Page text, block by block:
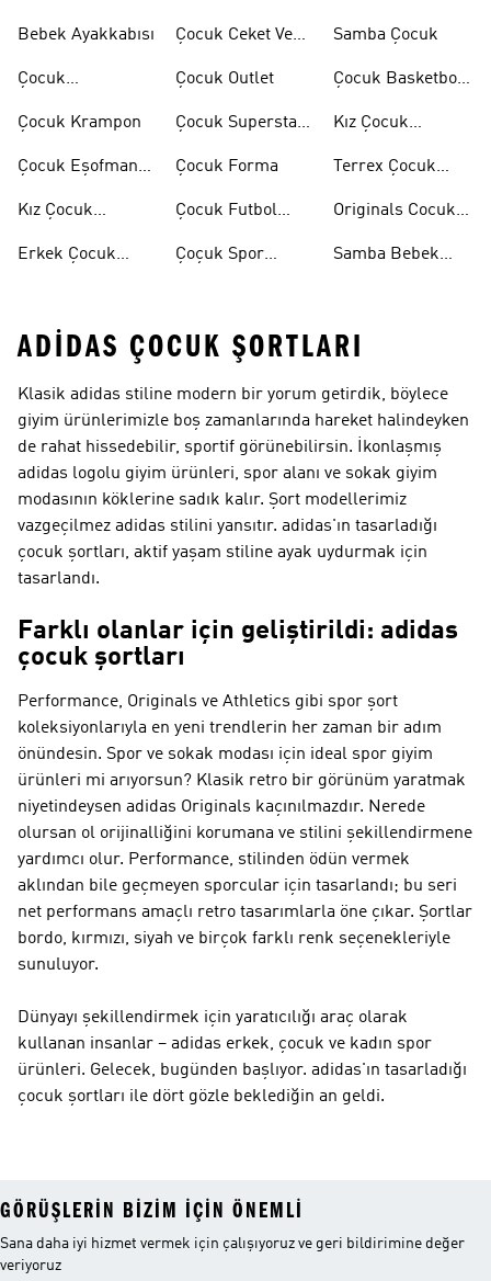
Bebek Ayakkabısı
Çocuk
Çocuk Krampon
Çocuk Eşofman
Kız Çocuk
Erkek Çocuk
Çocuk Ceket Ve
Çocuk Outlet
Çocuk Superstar
Çocuk Forma
Çocuk Futbol
Çoçuk Spor
Samba Çocuk
Çocuk Basketbol
Kız Çocuk
Terrex Çocuk
Originals Cocuk
Samba Bebek
ADIDAS ÇOCUK ŞORTLARI
Klasik adidas stiline modern bir yorum getirdik, böylece
giyim ürünlerimizle boş zamanlarında hareket halindeyken
de rahat hissedebilir, sportif görünebilirsin. İkonlaşmış
adidas logolu giyim ürünleri, spor alanı ve sokak giyim
modasının köklerine sadık kalır. Şort modellerimiz
vazgeçilmez adidas stilini yansıtır. adidas'ın tasarladığı
çocuk şortları, aktif yaşam stiline ayak uydurmak için
tasarlandı.
Farklı olanlar için geliştirildi: adidas
çocuk şortları
Performance, Originals ve Athletics gibi spor şort
koleksiyonlarıyla en yeni trendlerin her zaman bir adım
önündesin. Spor ve sokak modası için ideal spor giyim
ürünleri mi arıyorsun? Klasik retro bir görünüm yaratmak
niyetindeysen adidas Originals kaçınılmazdır. Nerede
olursan ol orijinalliğini korumana ve stilini şekillendirmene
yardımcı olur. Performance, stilinden ödün vermek
aklından bile geçmeyen sporcular için tasarlandı; bu seri
net performans amaçlı retro tasarımlarla öne çıkar. Şortlar
bordo, kırmızı, siyah ve birçok farklı renk seçenekleriyle
sunuluyor.
Dünyayı şekillendirmek için yaratıcılığı araç olarak
kullanan insanlar – adidas erkek, çocuk ve kadın spor
ürünleri. Gelecek, bugünden başlıyor. adidas'ın tasarladığı
çocuk şortları ile dört gözle beklediğin an geldi.
GÖRÜŞLERIN BIZIM IÇIN ÖNEMLI
Sana daha iyi hizmet vermek için çalışıyoruz ve geri bildirimine değer
veriyoruz